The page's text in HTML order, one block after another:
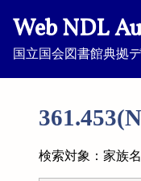
Web NDL
国立国会図書館典拠
検索対象：家族